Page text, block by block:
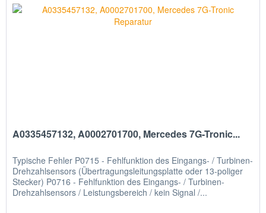
A0335457132, A0002701700, Mercedes 7G-Tronic...
Typische Fehler P0715 - Fehlfunktion des Eingangs- / Turbinen-
Drehzahlsensors (Übertragungsleitungsplatte oder 13-poliger
Stecker) P0716 - Fehlfunktion des Eingangs- / Turbinen-
Drehzahlsensors / Leistungsbereich / kein Signal /...